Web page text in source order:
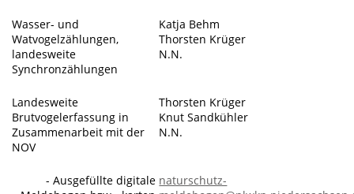
Wasser- und
Watvogelzählungen,
landesweite
Synchronzählungen
Katja Behm
Thorsten Krüger
N.N.
Landesweite
Brutvogelerfassung in
Zusammenarbeit mit der
NOV
Thorsten Krüger
Knut Sandkühler
N.N.
- Ausgefüllte digitale naturschutz-